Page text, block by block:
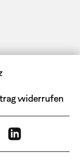
widerrufen